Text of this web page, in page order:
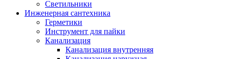
Светильники
Инженерная сантехника
Герметики
Инструмент для пайки
Канализация
Канализация внутренняя